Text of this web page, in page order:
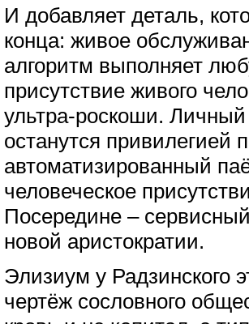
И добавляет деталь,
конца: живое
алгоритм выполняет
присутствие живого
ультра-роскоши.
останутся привилегией
автоматизированный
человеческое
Посередине –
новой аристократии.
Элизиум у Радзинского
чертёж сословного